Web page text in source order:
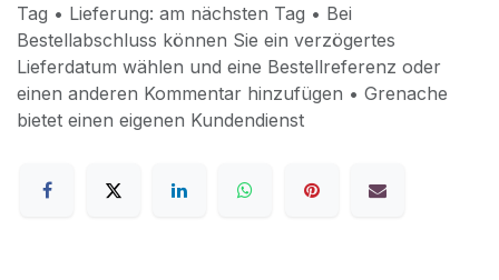
Tag • Lieferung: am nächsten Tag • Bei
Bestellabschluss können Sie ein verzögertes
Lieferdatum wählen und eine Bestellreferenz oder
einen anderen Kommentar hinzufügen • Grenache
bietet einen eigenen Kundendienst